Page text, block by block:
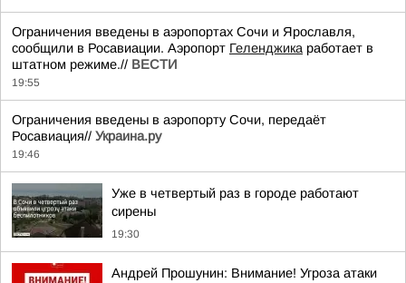
Ограничения введены в аэропортах Сочи и Ярославля,
сообщили в Росавиации. Аэропорт Геленджика работает в
штатном режиме.// ВЕСТИ
19:55
Ограничения введены в аэропорту Сочи, передаёт
Росавиация// Украина.ру
19:46
Уже в четвертый раз в городе работают
сирены
19:30
Андрей Прошунин: Внимание! Угроза атаки